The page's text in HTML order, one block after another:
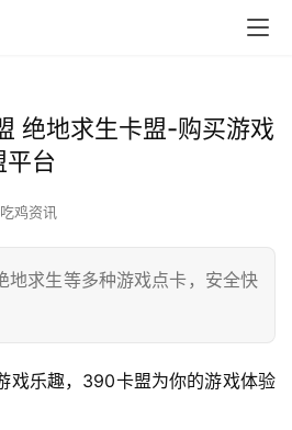
绝地求生卡盟-购买游戏
平台
吃鸡资讯
地求生等多种游戏点卡，安全快
戏乐趣，390卡盟为你的游戏体验